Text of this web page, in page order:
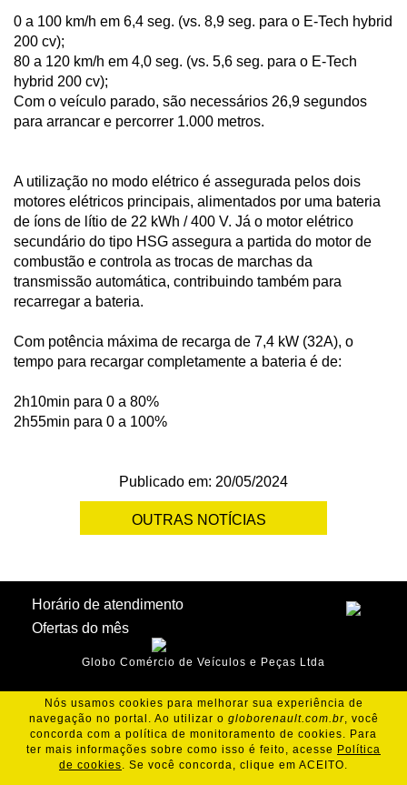
0 a 100 km/h em 6,4 seg. (vs. 8,9 seg. para o E-Tech hybrid
200 cv);
80 a 120 km/h em 4,0 seg. (vs. 5,6 seg. para o E-Tech
hybrid 200 cv);
Com o veículo parado, são necessários 26,9 segundos
para arrancar e percorrer 1.000 metros.
A utilização no modo elétrico é assegurada pelos dois
motores elétricos principais, alimentados por uma bateria
de íons de lítio de 22 kWh / 400 V. Já o motor elétrico
secundário do tipo HSG assegura a partida do motor de
combustão e controla as trocas de marchas da
transmissão automática, contribuindo também para
recarregar a bateria.
Com potência máxima de recarga de 7,4 kW (32A), o
tempo para recargar completamente a bateria é de:
2h10min para 0 a 80%
2h55min para 0 a 100%
Publicado em: 20/05/2024
OUTRAS NOTÍCIAS
Horário de atendimento
Ofertas do mês
Globo Comércio de Veículos e Peças Ltda
Nós usamos cookies para melhorar sua experiência de
navegação no portal. Ao utilizar o globorenault.com.br, você
concorda com a política de monitoramento de cookies. Para
ter mais informações sobre como isso é feito, acesse Política
de cookies. Se você concorda, clique em ACEITO.